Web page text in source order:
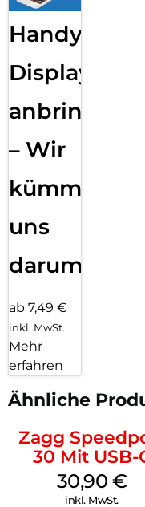
Handy
Displayfolie
anbringen
– Wir
kümmern
uns
darum!
ab 7,49 €
inkl. MwSt.
Mehr
erfahren
Ähnliche
Zagg
30 Mit USB-
Kabel Weiß
30,90 €
inkl. MwSt.